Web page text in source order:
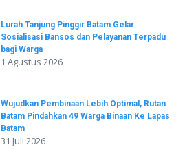
Lurah Tanjung Pinggir Batam Gelar
Sosialisasi Bansos dan Pelayanan Terpadu
bagi Warga
1 Agustus 2026
Wujudkan Pembinaan Lebih Optimal, Rutan
Batam Pindahkan 49 Warga Binaan Ke Lapas
Batam
31 Juli 2026